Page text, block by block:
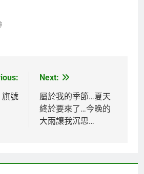
旗號
Next:
屬於我的季節…夏天
終於要來了…今晚的
大雨讓我沉思…